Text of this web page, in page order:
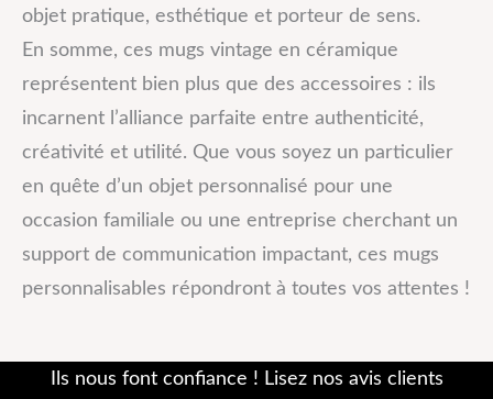
objet pratique, esthétique et porteur de sens.
En somme, ces mugs vintage en céramique
représentent bien plus que des accessoires : ils
incarnent l’alliance parfaite entre authenticité,
créativité et utilité. Que vous soyez un particulier
en quête d’un objet personnalisé pour une
occasion familiale ou une entreprise cherchant un
support de communication impactant, ces mugs
personnalisables répondront à toutes vos attentes !
Ils nous font confiance ! Lisez nos avis clients